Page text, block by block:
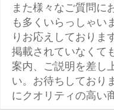
また様々なご質問に
も多くいらっしゃい
りお応えしておりま
掲載されていなくて
案内、ご説明を差し
い。お待ちしており
にクオリティの高い